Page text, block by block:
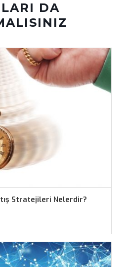
DA
Stratejileri Nelerdir?